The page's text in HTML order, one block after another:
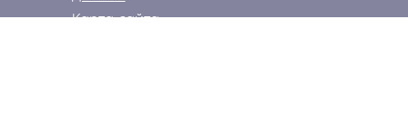
Карта сайта